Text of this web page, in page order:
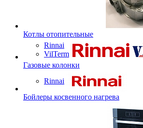
Котлы отопительные
Rinnai
VilTerm
Газовые колонки
Rinnai
Бойлеры косвенного нагрева